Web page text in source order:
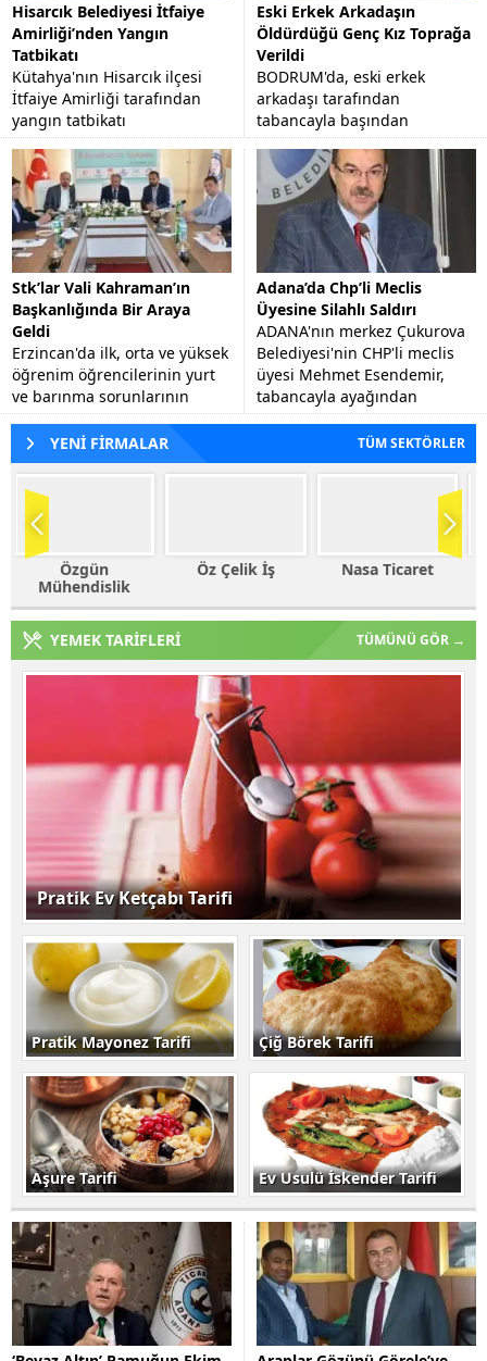
Hisarcık Belediyesi İtfaiye
Amirliği’nden Yangın
Tatbikatı
Kütahya'nın Hisarcık ilçesi
İtfaiye Amirliği tarafından
yangın tatbikatı
gerçekleştirildi.
Eski Erkek Arkadaşın
Öldürdüğü Genç Kız Toprağa
Verildi
BODRUM'da, eski erkek
arkadaşı tarafından
tabancayla başından
vurularak öldürülen 23
yaşındaki Funda Altınbezer,
memleketi Aydın'ın Nazilli
İlçesi'nde...
Stk’lar Vali Kahraman’ın
Başkanlığında Bir Araya
Geldi
Erzincan'da ilk, orta ve yüksek
öğrenim öğrencilerinin yurt
ve barınma sorunlarının
tespiti, eğitim kalitesinin
artırılmasına yönelik görüş
alışverişlerinde...
Adana’da Chp’li Meclis
Üyesine Silahlı Saldırı
ADANA'nın merkez Çukurova
Belediyesi'nin CHP'li meclis
üyesi Mehmet Esendemir,
tabancayla ayağından
vuruldu.
YENİ FİRMALAR
TÜM SEKTÖRLER
Öz Çelik İş Nasa Ticaret
Haleplioğlu
YEMEK TARİFLERİ TÜMÜNÜ GÖR →
Pratik Ev Ketçabı Tarifi
Pratik Mayonez Tarifi Çiğ Börek Tarifi
Aşure Tarifi Ev Usulü İskender Tarifi